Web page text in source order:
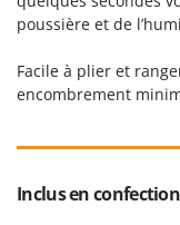
Resto Italia
Ripartrak
River Systems
poussière et de
Facile à plier et
encombrement
Inclus en confection